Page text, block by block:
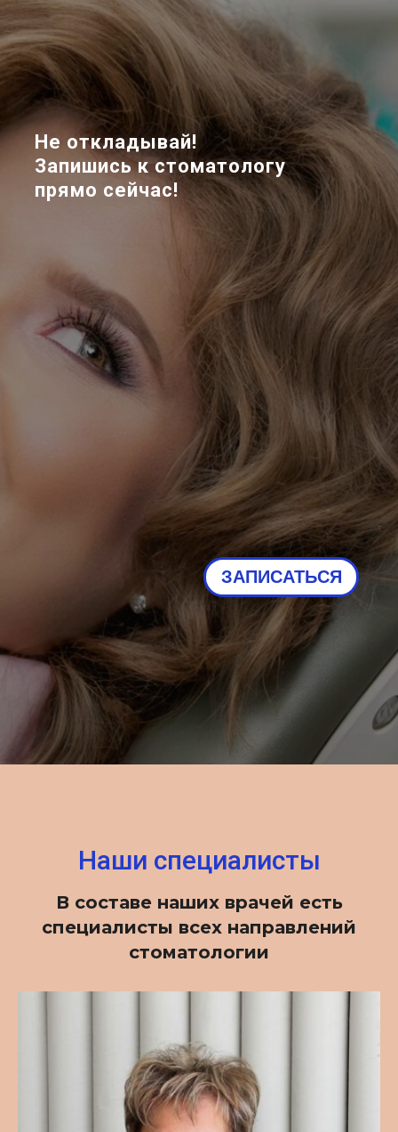
Не откладывай!
Запишись к стоматологу
прямо сейчас!
ЗАПИСАТЬСЯ
Наши специалисты
В составе наших врачей есть
специалисты всех направлений
стоматологии